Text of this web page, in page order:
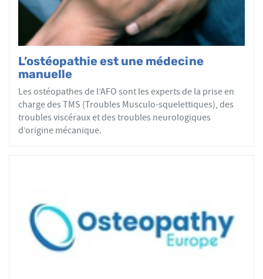
Le réseau AFO garantit une assurance qualité de la
formation et de la pratique de l’ostéopathe rationnelle.
Les adhérents de l’AFO sont agréés par le ministère de la
Santé et sont enregistrés dans l’Annuaire Santé pour
avoir le droit d'user du titre d’ostéopathe et d'exercer les
L’ostéopathie est une médecine
manuelle
Les ostéopathes de l’AFO sont les experts de la prise en
charge des TMS (Troubles Musculo-squelettiques), des
troubles viscéraux et des troubles neurologiques
d’origine mécanique.